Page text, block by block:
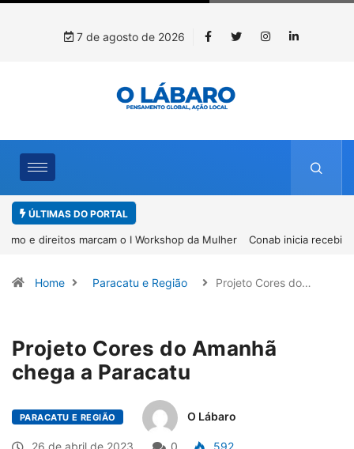
7 de agosto de 2026
ÚLTIMAS DO PORTAL
Conab inicia recebimento de documentos para solicitação do
Home Paracatu e Região Projeto Cores do…
Projeto Cores do Amanhã
chega a Paracatu
PARACATU E REGIÃO O Lábaro
26 de abril de 2023 0
592